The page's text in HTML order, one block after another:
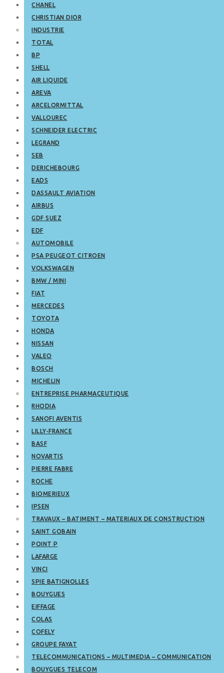
CHANEL
CHRISTIAN DIOR
INDUSTRIE
TOTAL
BP
SHELL
AIR LIQUIDE
AREVA
ARCELORMITTAL
VALLOUREC
SCHNEIDER ELECTRIC
LEGRAND
SEB
DERICHEBOURG
EADS
DASSAULT AVIATION
AIRBUS
GDF SUEZ
EDF
AUTOMOBILE
PSA PEUGEOT CITROEN
VOLKSWAGEN
BMW / MINI
FIAT
MERCEDES
TOYOTA
HONDA
NISSAN
VALEO
BOSCH
MICHELIN
ENTREPRISE PHARMACEUTIQUE
RHODIA
SANOFI AVENTIS
LILLY-FRANCE
BASF
NOVARTIS
PIERRE FABRE
ROCHE
BIOMERIEUX
IPSEN
TRAVAUX – BATIMENT – MATERIAUX DE CONSTRUCTION
SAINT GOBAIN
POINT P
LAFARGE
VINCI
SPIE BATIGNOLLES
BOUYGUES
EIFFAGE
COLAS
COFELY
GROUPE FAYAT
TELECOMMUNICATIONS – MULTIMEDIA – COMMUNICATION
BOUYGUES TELECOM